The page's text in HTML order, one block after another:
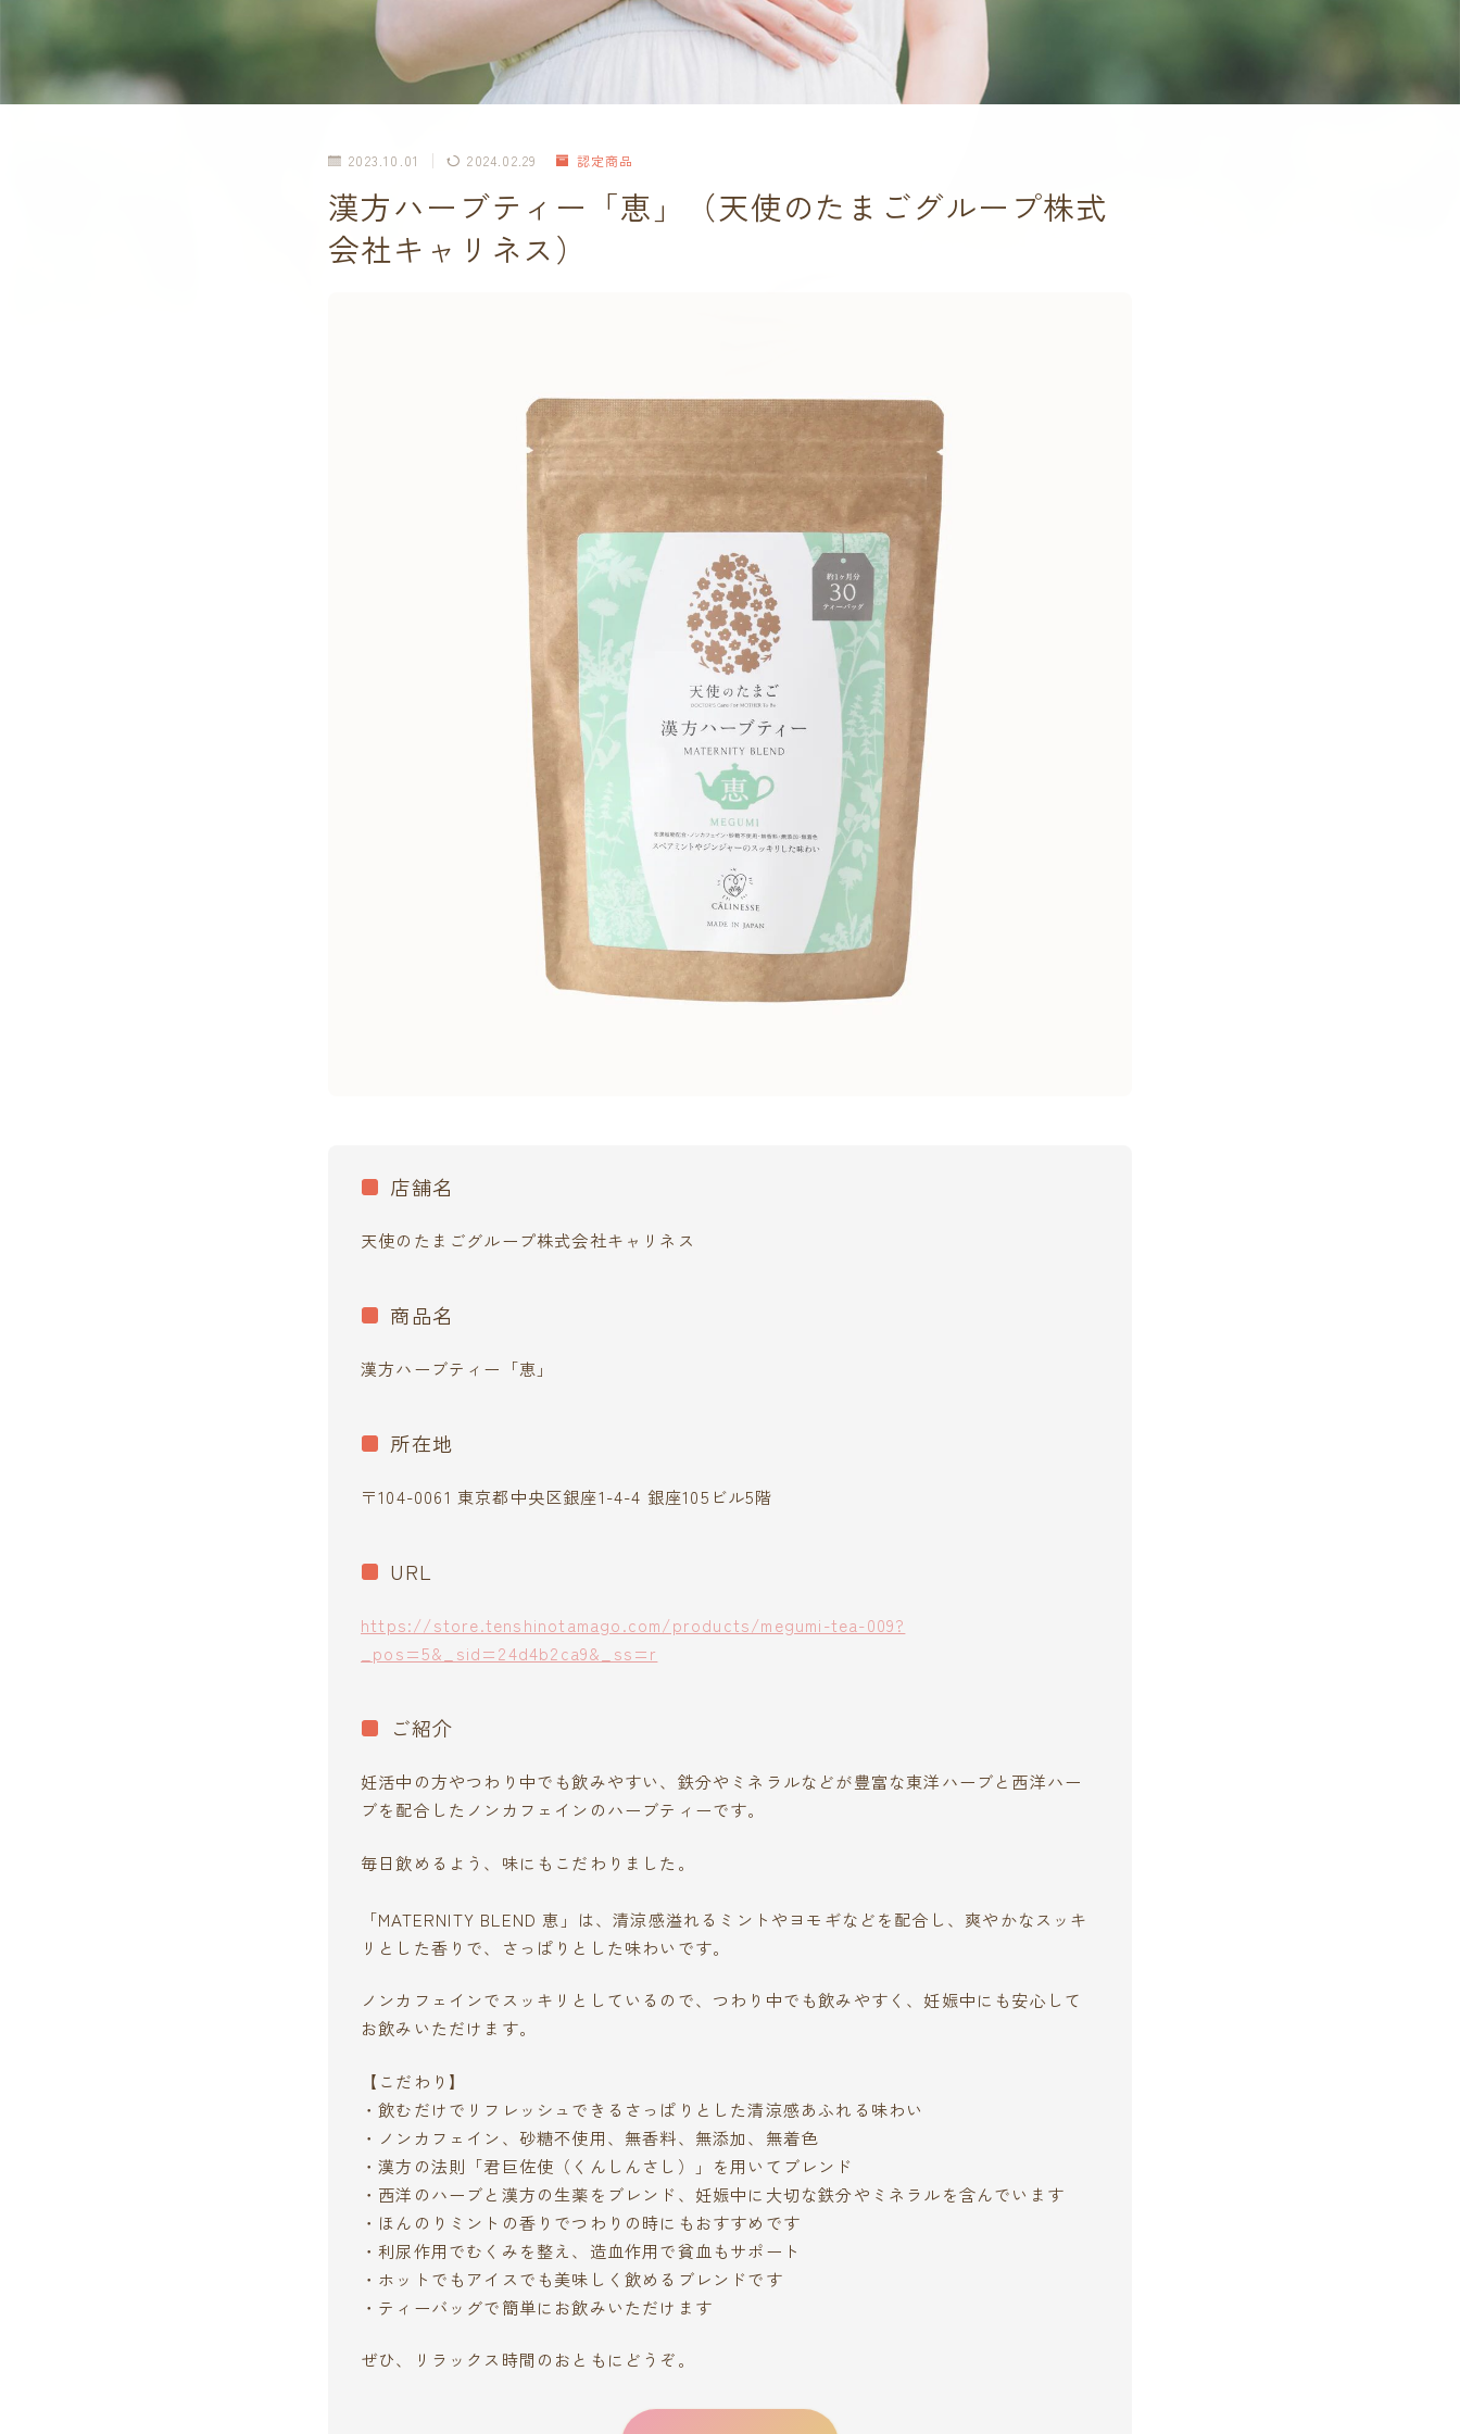
2023.10.01 2024.02.29 認定商品
漢方ハーブティー「恵」（天使のたまごグループ株式
会社キャリネス）
店舗名
天使のたまごグループ株式会社キャリネス
商品名
漢方ハーブティー「恵」
所在地
〒104-0061 東京都中央区銀座1-4-4 銀座105ビル5階
URL
https://store.tenshinotamago.com/products/megumi-tea-009?
_pos=5&_sid=24d4b2ca9&_ss=r
ご紹介
妊活中の方やつわり中でも飲みやすい、鉄分やミネラルなどが豊富な東洋ハーブと西洋ハー
ブを配合したノンカフェインのハーブティーです。
毎日飲めるよう、味にもこだわりました。
「MATERNITY BLEND 恵」は、清涼感溢れるミントやヨモギなどを配合し、爽やかなスッキ
リとした香りで、さっぱりとした味わいです。
ノンカフェインでスッキリとしているので、つわり中でも飲みやすく、妊娠中にも安心して
お飲みいただけます。
【こだわり】
・飲むだけでリフレッシュできるさっぱりとした清涼感あふれる味わい
・ノンカフェイン、砂糖不使用、無香料、無添加、無着色
・漢方の法則「君巨佐使（くんしんさし）」を用いてブレンド
・西洋のハーブと漢方の生薬をブレンド、妊娠中に大切な鉄分やミネラルを含んでいます
・ほんのりミントの香りでつわりの時にもおすすめです
・利尿作用でむくみを整え、造血作用で貧血もサポート
・ホットでもアイスでも美味しく飲めるブレンドです
・ティーバッグで簡単にお飲みいただけます
ぜひ、リラックス時間のおともにどうぞ。